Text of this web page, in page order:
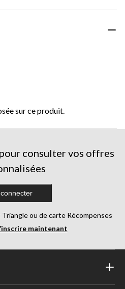
sur ce produit.
sur ce produit.
consulter vos offres
Triangle ou de carte Récompenses
maintenant